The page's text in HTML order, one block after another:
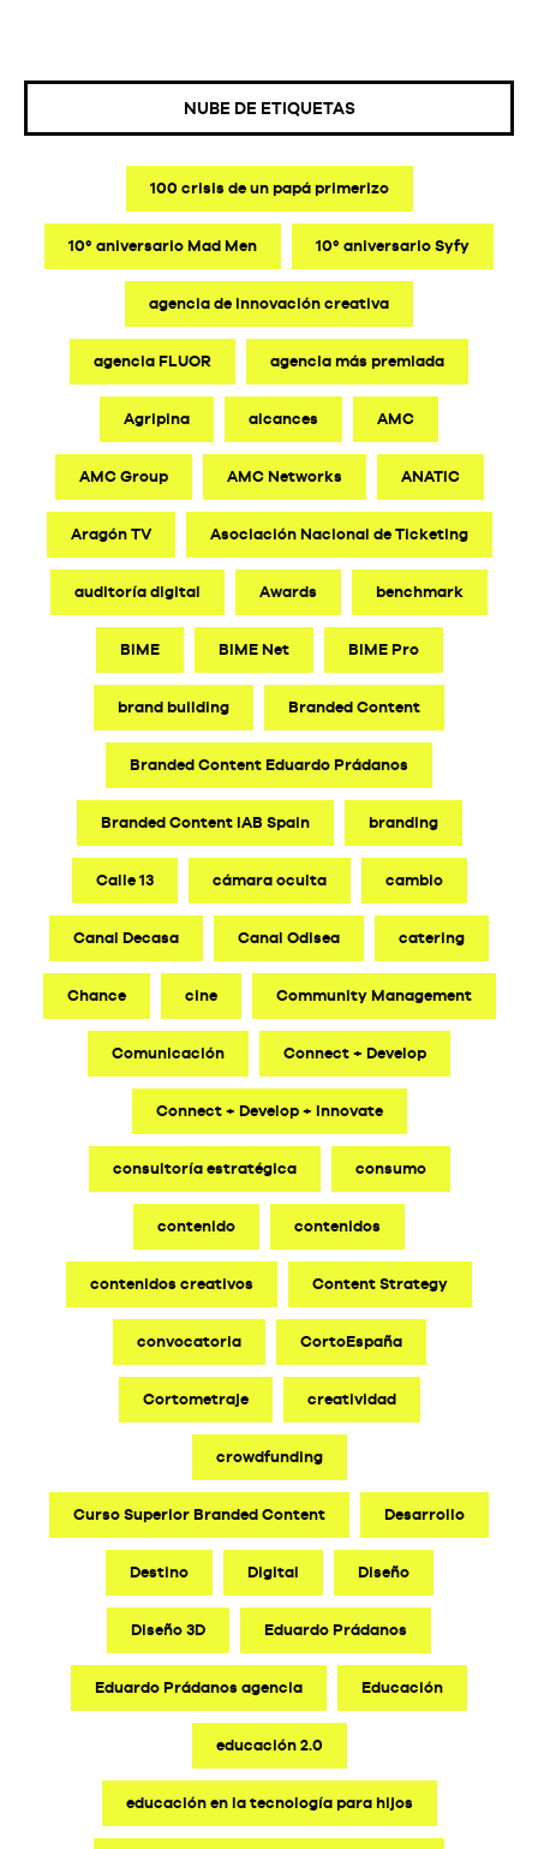
NUBE DE ETIQUETAS
100 crisis de un papá primerizo
10º aniversario Mad Men 10º aniversario Syfy
agencia de innovación creativa
agencia FLUOR agencia más premiada
Agripina alcances AMC
AMC Group AMC Networks ANATIC
Aragón TV Asociación Nacional de Ticketing
auditoría digital Awards benchmark
BIME BIME Net BIME Pro
brand building Branded Content
Branded Content Eduardo Prádanos
Branded Content IAB Spain branding
Calle 13 cámara oculta cambio
Canal Decasa Canal Odisea catering
Chance cine Community Management
Comunicación Connect + Develop
Connect + Develop + Innovate
consultoría estratégica consumo
contenido contenidos
contenidos creativos Content Strategy
convocatoria CortoEspaña
Cortometraje creatividad
crowdfunding
Curso Superior Branded Content Desarrollo
Destino Digital Diseño
Diseño 3D Eduardo Prádanos
Eduardo Prádanos agencia Educación
educación 2.0
educación en la tecnología para hijos